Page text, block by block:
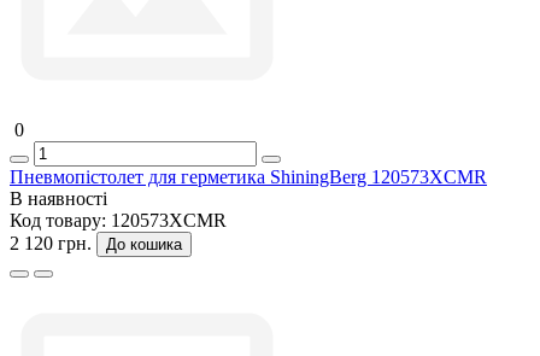
0
Пневмопістолет для герметика ShiningBerg 120573XCMR
В наявності
Код товару: 120573XCMR
2 120 грн.
До кошика